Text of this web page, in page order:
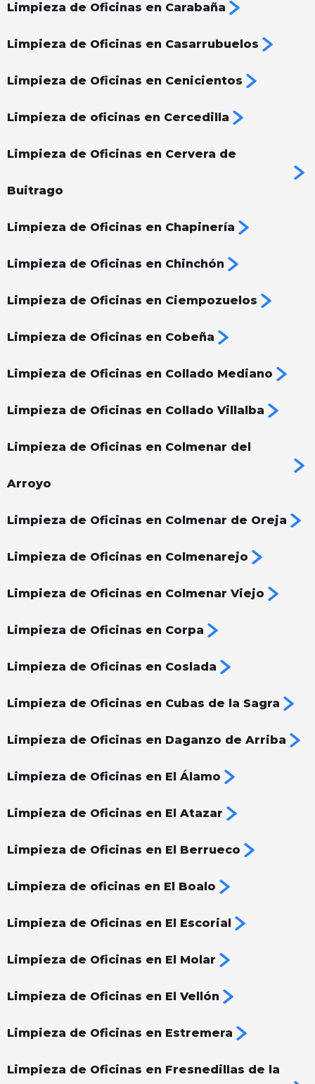
Limpieza de Oficinas en Carabaña
Limpieza de Oficinas en Casarrubuelos
Limpieza de Oficinas en Cenicientos
Limpieza de oficinas en Cercedilla
Limpieza de Oficinas en Cervera de
Buitrago
Limpieza de Oficinas en Chapinería
Limpieza de Oficinas en Chinchón
Limpieza de Oficinas en Ciempozuelos
Limpieza de Oficinas en Cobeña
Limpieza de Oficinas en Collado Mediano
Limpieza de Oficinas en Collado Villalba
Limpieza de Oficinas en Colmenar del
Arroyo
Limpieza de Oficinas en Colmenar de Oreja
Limpieza de Oficinas en Colmenarejo
Limpieza de Oficinas en Colmenar Viejo
Limpieza de Oficinas en Corpa
Limpieza de Oficinas en Coslada
Limpieza de Oficinas en Cubas de la Sagra
Limpieza de Oficinas en Daganzo de Arriba
Limpieza de Oficinas en El Álamo
Limpieza de Oficinas en El Atazar
Limpieza de Oficinas en El Berrueco
Limpieza de oficinas en El Boalo
Limpieza de Oficinas en El Escorial
Limpieza de Oficinas en El Molar
Limpieza de Oficinas en El Vellón
Limpieza de Oficinas en Estremera
Limpieza de Oficinas en Fresnedillas de la